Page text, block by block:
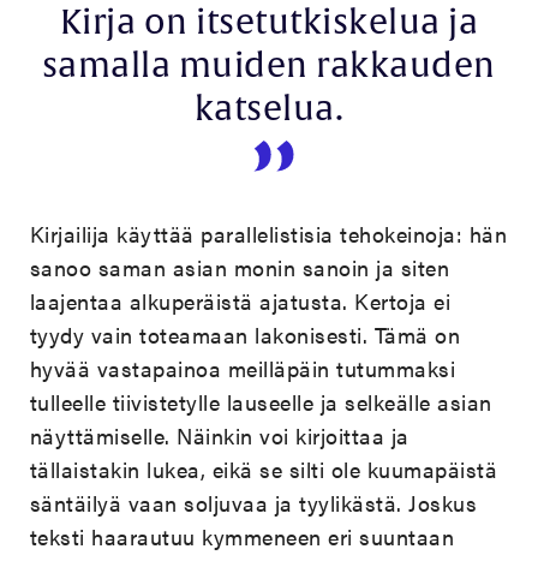
Kirja on itsetutkiskelua ja
samalla muiden rakkauden
katselua.
Kirjailija käyttää parallelistisia tehokeinoja: hän
sanoo saman asian monin sanoin ja siten
laajentaa alkuperäistä ajatusta. Kertoja ei
tyydy vain toteamaan lakonisesti. Tämä on
hyvää vastapainoa meilläpäin tutummaksi
tulleelle tiivistetylle lauseelle ja selkeälle asian
näyttämiselle. Näinkin voi kirjoittaa ja
tällaistakin lukea, eikä se silti ole kuumapäistä
säntäilyä vaan soljuvaa ja tyylikästä. Joskus
teksti haarautuu kymmeneen eri suuntaan